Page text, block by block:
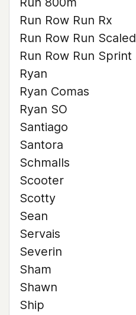
Run Row Run Rx
Run Row Run Scaled
Run Row Run Sprint
Ryan
Ryan Comas
Ryan SO
Santiago
Santora
Schmalls
Scooter
Scotty
Sean
Servais
Severin
Sham
Shawn
Ship